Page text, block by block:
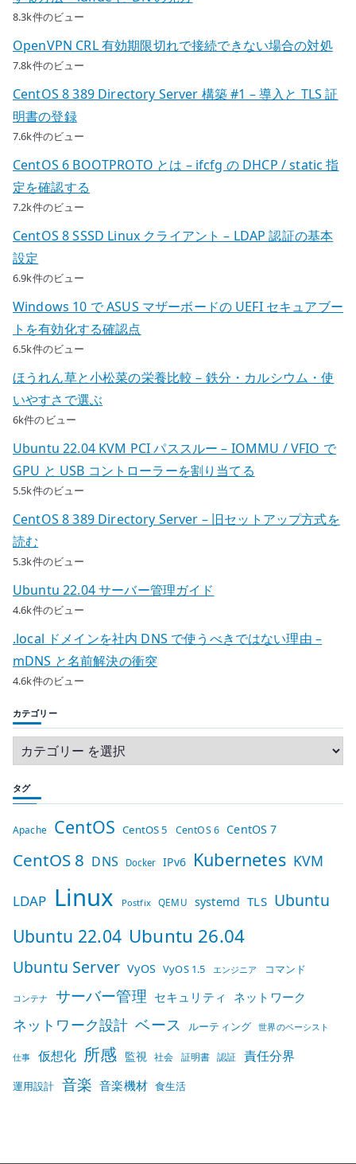
8.3k件のビュー
OpenVPN CRL 有効期限切れで接続できない場合の対処
7.8k件のビュー
CentOS 8 389 Directory Server 構築 #1 – 導入と TLS 証
明書の登録
7.6k件のビュー
CentOS 6 BOOTPROTO とは – ifcfg の DHCP / static 指
定を確認する
7.2k件のビュー
CentOS 8 SSSD Linux クライアント – LDAP 認証の基本
設定
6.9k件のビュー
Windows 10 で ASUS マザーボードの UEFI セキュアブー
トを有効化する確認点
6.5k件のビュー
ほうれん草と小松菜の栄養比較 – 鉄分・カルシウム・使
いやすさで選ぶ
6k件のビュー
Ubuntu 22.04 KVM PCI パススルー – IOMMU / VFIO で
GPU と USB コントローラーを割り当てる
5.5k件のビュー
CentOS 8 389 Directory Server – 旧セットアップ方式を
読む
5.3k件のビュー
Ubuntu 22.04 サーバー管理ガイド
4.6k件のビュー
.local ドメインを社内 DNS で使うべきではない理由 –
mDNS と名前解決の衝突
4.6k件のビュー
カテゴリー
タグ
Apache CentOS CentOS 5 CentOS 6 CentOS 7
CentOS 8 DNS Docker IPv6 Kubernetes KVM
LDAP Linux Postfix QEMU systemd TLS Ubuntu
Ubuntu 22.04 Ubuntu 26.04
Ubuntu Server VyOS VyOS 1.5 エンジニア コマンド
コンテナ サーバー管理 セキュリティ ネットワーク
ネットワーク設計 ベース ルーティング 世界のベーシスト
仕事 仮想化 所感 監視 社会 証明書 認証 責任分界
運用設計 音楽 音楽機材 食生活